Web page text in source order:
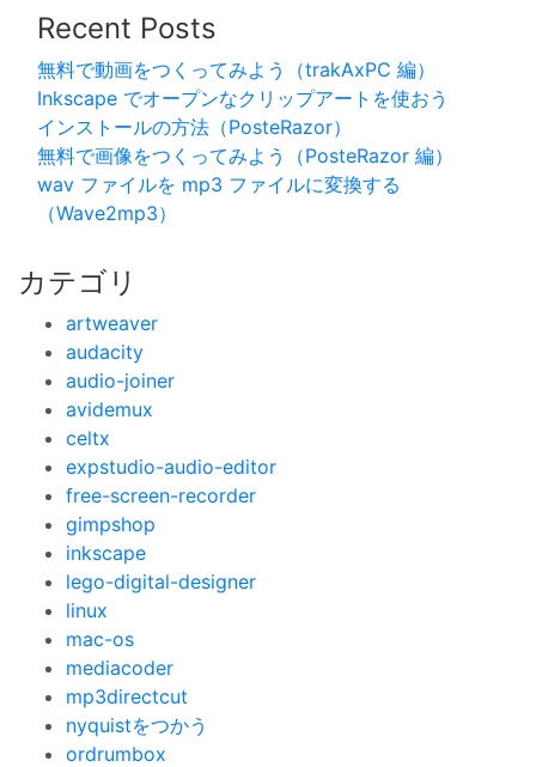
Recent Posts
無料で動画をつくってみよう（trakAxPC 編）
Inkscape でオープンなクリップアートを使おう
インストールの方法（PosteRazor）
無料で画像をつくってみよう（PosteRazor 編）
wav ファイルを mp3 ファイルに変換する
（Wave2mp3）
カテゴリ
artweaver
audacity
audio-joiner
avidemux
celtx
expstudio-audio-editor
free-screen-recorder
gimpshop
inkscape
lego-digital-designer
linux
mac-os
mediacoder
mp3directcut
nyquistをつかう
ordrumbox